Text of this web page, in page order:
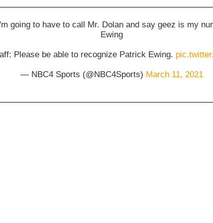
going to have to call Mr. Dolan and say geez is my
Ewing
Please be able to recognize Patrick Ewing.
— NBC4 Sports (@NBC4Sports) March 11, 2021